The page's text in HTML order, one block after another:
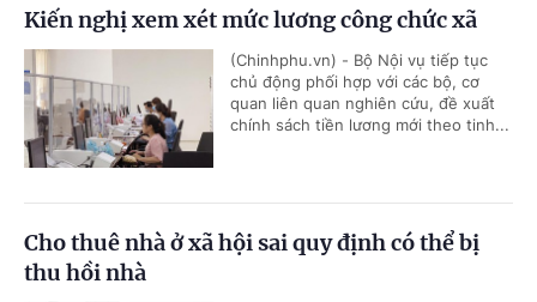
Kiến nghị xem xét mức lương công chức xã
(Chinhphu.vn) - Bộ Nội vụ tiếp tục
chủ động phối hợp với các bộ, cơ
quan liên quan nghiên cứu, đề xuất
chính sách tiền lương mới theo tinh...
Cho thuê nhà ở xã hội sai quy định có thể bị
thu hồi nhà